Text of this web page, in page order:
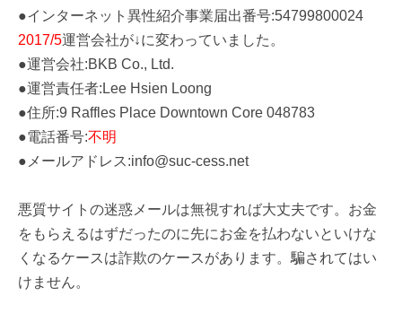
●インターネット異性紹介事業届出番号:54799800024
2017/5運営会社が↓に変わっていました。
●運営会社:BKB Co., Ltd.
●運営責任者:Lee Hsien Loong
●住所:9 Raffles Place Downtown Core 048783
●電話番号:不明
●メールアドレス:info@suc-cess.net
悪質サイトの迷惑メールは無視すれば大丈夫です。お金
をもらえるはずだったのに先にお金を払わないといけな
くなるケースは詐欺のケースがあります。騙されてはい
けません。